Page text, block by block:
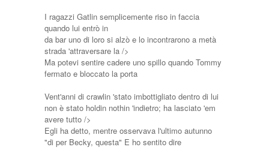
I ragazzi Gatlin semplicemente riso in faccia
quando lui entrò in
da bar uno di loro si alzò e lo incontrarono a metà
strada 'attraversare la />
Ma potevi sentire cadere uno spillo quando Tommy
fermato e bloccato la porta
Vent'anni di crawlin 'stato imbottigliato dentro di lui
non è stato holdin nothin 'indietro; ha lasciato 'em
avere tutto />
Egli ha detto, mentre osservava l'ultimo autunno
"di per Becky, questa" E ho sentito dire